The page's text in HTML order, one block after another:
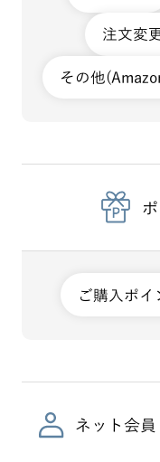
注文変
その他
ご購入ポイ
ネット会